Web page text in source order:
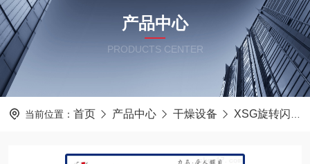
产品中心
PRODUCTS CENTER
当前位置： 首页 产品中心 干燥设备 XSG旋转闪蒸干燥机